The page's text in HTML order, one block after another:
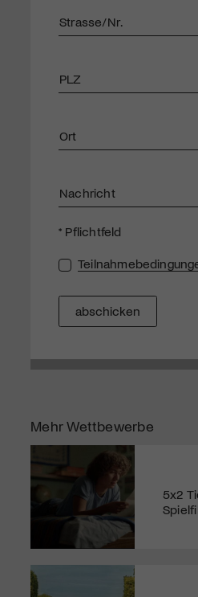
Strasse/Nr.
PLZ
Ort
Nachricht
* Pflichtfeld
abschicken
Mehr Wettbewerbe
5x2